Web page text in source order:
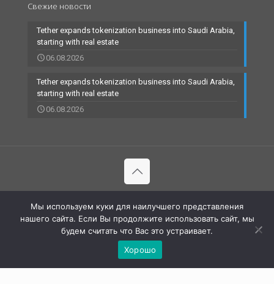
Свежие новости
Tether expands tokenization business into Saudi Arabia,
starting with real estate
06.08.2026
Tether expands tokenization business into Saudi Arabia,
starting with real estate
06.08.2026
технологии | All Rights Reserved |
Мы используем куки для наилучшего представления
нашего сайта. Если Вы продолжите использовать сайт, мы
будем считать что Вас это устраивает.
Хорошо